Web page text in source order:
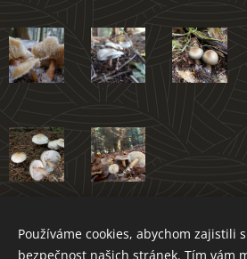
Atlas hub
Používáme cookies, abychom zajistili
bezpečnost našich stránek. Tím vám